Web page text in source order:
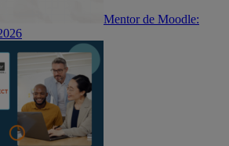
Mentor de Moodle: